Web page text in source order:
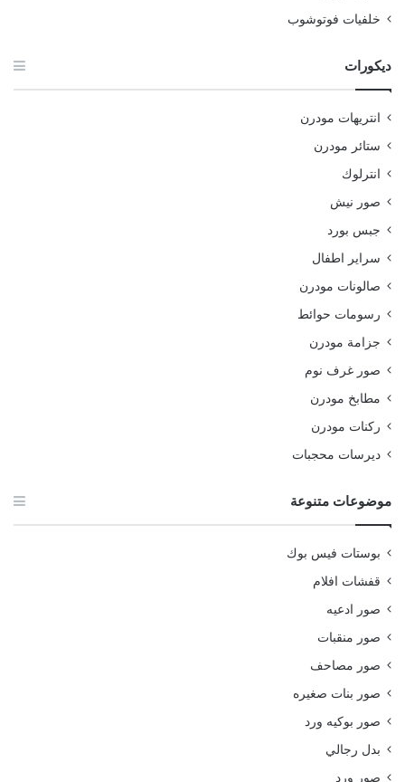
خلفيات فوتوشوب
ديكورات
انتريهات مودرن
ستائر مودرن
انترلوك
صور نيش
جبس بورد
سراير اطفال
صالونات مودرن
رسومات حوائط
جزامة مودرن
صور غرف نوم
مطابخ مودرن
ركنات مودرن
ديرسات محجبات
موضوعات متنوعة
بوستات فيس بوك
قفشات افلام
صور ادعيه
صور منقبات
صور مصاحف
صور بنات صغيره
صور بوكيه ورد
بدل رجالي
صور ورد